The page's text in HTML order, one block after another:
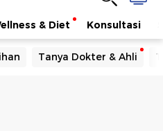
& Diet Konsultasi
Tanya Dokter & Ahli